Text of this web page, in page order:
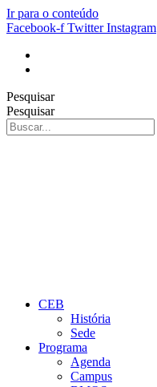
Ir para o conteúdo
Facebook-f Twitter Instagram
Pesquisar
Pesquisar
CEB
História
Sede
Programa
Agenda
Campus